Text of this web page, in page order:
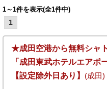
1～1件を表示(全1件中)
1
★成田空港から無料シャ
「成田東武ホテルエアポ
【設定除外日あり】 (成田)